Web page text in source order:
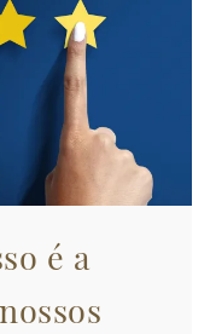
media e per
inoltre
nostro sito con i
dei dati web,
combinarle
o che hanno
é a